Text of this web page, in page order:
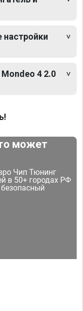
настройки
4 2.0
может
Чип Тюнинг
в 50+ городах РФ